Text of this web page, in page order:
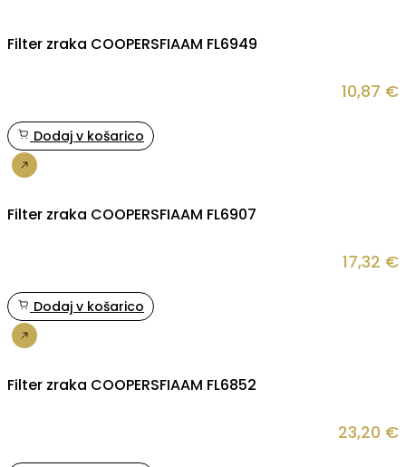
Filter zraka COOPERSFIAAM FL6949
10,87 €
Dodaj v košarico
Filter zraka COOPERSFIAAM FL6907
17,32 €
Dodaj v košarico
Filter zraka COOPERSFIAAM FL6852
23,20 €